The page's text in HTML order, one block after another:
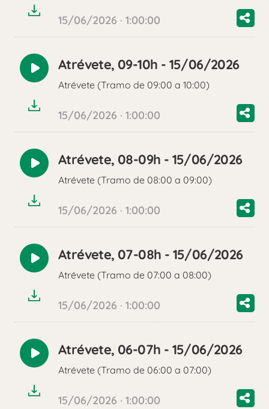
15/06/2026 · 1:00:00
Reproducir
audio
Atrévete, 09-10h - 15/06/2026
Atrévete (Tramo de 09:00 a 10:00)
15/06/2026 · 1:00:00
Reproducir
audio
Atrévete, 08-09h - 15/06/2026
Atrévete (Tramo de 08:00 a 09:00)
15/06/2026 · 1:00:00
Reproducir
audio
Atrévete, 07-08h - 15/06/2026
Atrévete (Tramo de 07:00 a 08:00)
15/06/2026 · 1:00:00
Reproducir
audio
Atrévete, 06-07h - 15/06/2026
Atrévete (Tramo de 06:00 a 07:00)
15/06/2026 · 1:00:00